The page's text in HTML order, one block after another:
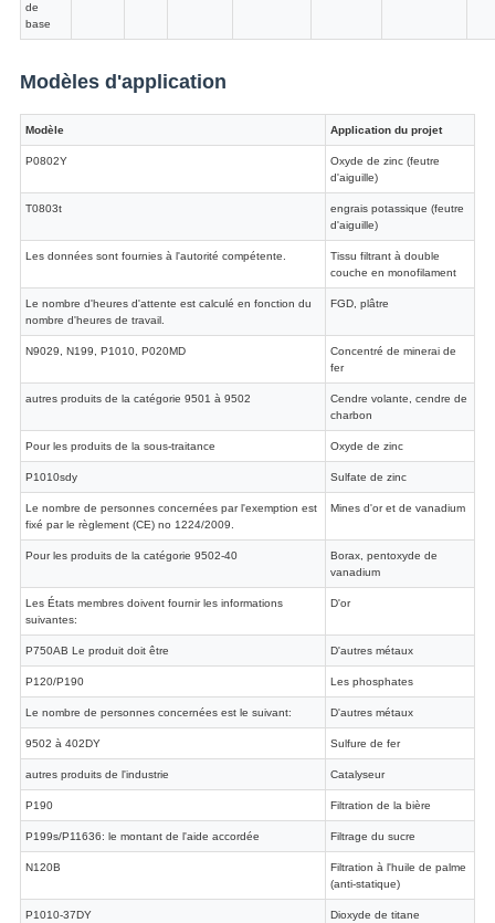
de
base
Modèles d'application
Modèle Application du projet
P0802Y
Oxyde de zinc (feutre
d'aiguille)
T0803t
engrais potassique (feutre
d'aiguille)
Les données sont fournies à l'autorité compétente.
Tissu filtrant à double
couche en monofilament
Le nombre d'heures d'attente est calculé en fonction du
nombre d'heures de travail.
FGD, plâtre
N9029, N199, P1010, P020MD
Concentré de minerai de
fer
autres produits de la catégorie 9501 à 9502
Cendre volante, cendre de
charbon
Pour les produits de la sous-traitance Oxyde de zinc
P1010sdy Sulfate de zinc
Le nombre de personnes concernées par l'exemption est
fixé par le règlement (CE) no 1224/2009.
Mines d'or et de vanadium
Pour les produits de la catégorie 9502-40
Borax, pentoxyde de
vanadium
Les États membres doivent fournir les informations
suivantes:
D'or
P750AB Le produit doit être D'autres métaux
P120/P190 Les phosphates
Le nombre de personnes concernées est le suivant: D'autres métaux
9502 à 402DY Sulfure de fer
autres produits de l'industrie Catalyseur
P190 Filtration de la bière
P199s/P11636: le montant de l'aide accordée Filtrage du sucre
N120B
Filtration à l'huile de palme
(anti-statique)
P1010-37DY Dioxyde de titane